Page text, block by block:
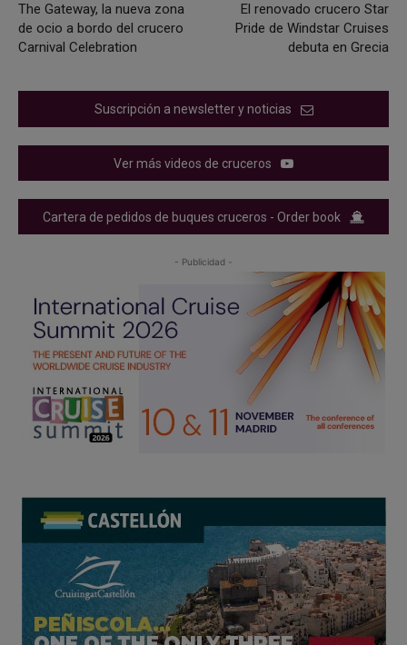
The Gateway, la nueva zona
de ocio a bordo del crucero
Carnival Celebration
El renovado crucero Star
Pride de Windstar Cruises
debuta en Grecia
Suscripción a newsletter y noticias
Ver más videos de cruceros
Cartera de pedidos de buques cruceros - Order book
- Publicidad -